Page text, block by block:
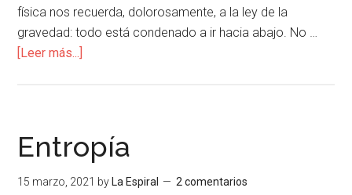
física nos recuerda, dolorosamente, a la ley de la
gravedad: todo está condenado a ir hacia abajo. No …
[Leer más...]
Entropía
15 marzo, 2021 by La Espiral 2 comentarios